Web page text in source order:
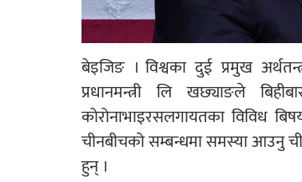
बेइजिङ । विश्वका दुई प्रमुख
प्रधानमन्त्री लि खछ्याङले
कोरोनाभाइरसलगायतका विविध
चीनबीचको सम्बन्धमा समस्या आउनु
हुन् ।